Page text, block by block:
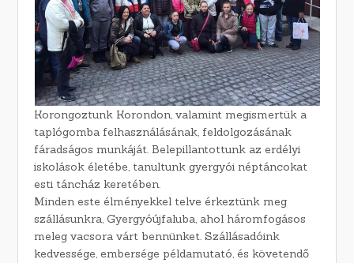
Korongoztunk Korondon, valamint megismertük a
taplógomba felhasználásának, feldolgozásának
fáradságos munkáját. Belepillantottunk az erdélyi
iskolások életébe, tanultunk gyergyói néptáncokat
esti táncház keretében.
Minden este élményekkel telve érkeztünk meg
szállásunkra, Gyergyóújfaluba, ahol háromfogásos
meleg vacsora várt bennünket. Szállásadóink
kedvessége, embersége példamutató, és követendő